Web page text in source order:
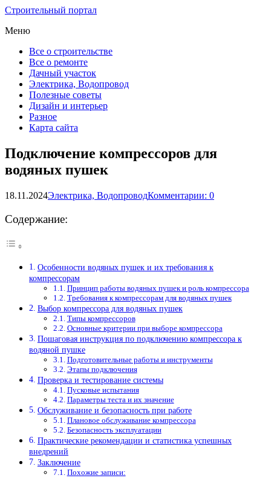
Строительный портал
Меню
Все о строительстве
Все о ремонте
Дачный участок
Электрика, Водопровод
Полезные советы
Дизайн и интерьер
Разное
Карта сайта
Подключение компрессоров для
водяных пушек
18.11.2024Электрика, ВодопроводКомментарии: 0
Содержание:
Особенности водяных пушек и их требования к
компрессорам
Принцип работы водяных пушек и роль компрессора
Требования к компрессорам для водяных пушек
Выбор компрессора для водяных пушек
Типы компрессоров
Основные критерии при выборе компрессора
Пошаговая инструкция по подключению компрессора к
водяной пушке
Подготовительные работы и инструменты
Этапы подключения
Проверка и тестирование системы
Пусковые испытания
Параметры теста и их значение
Обслуживание и безопасность при работе
Плановое обслуживание компрессора
Безопасность эксплуатации
Практические рекомендации и статистика успешных
внедрений
Заключение
Похожие записи: